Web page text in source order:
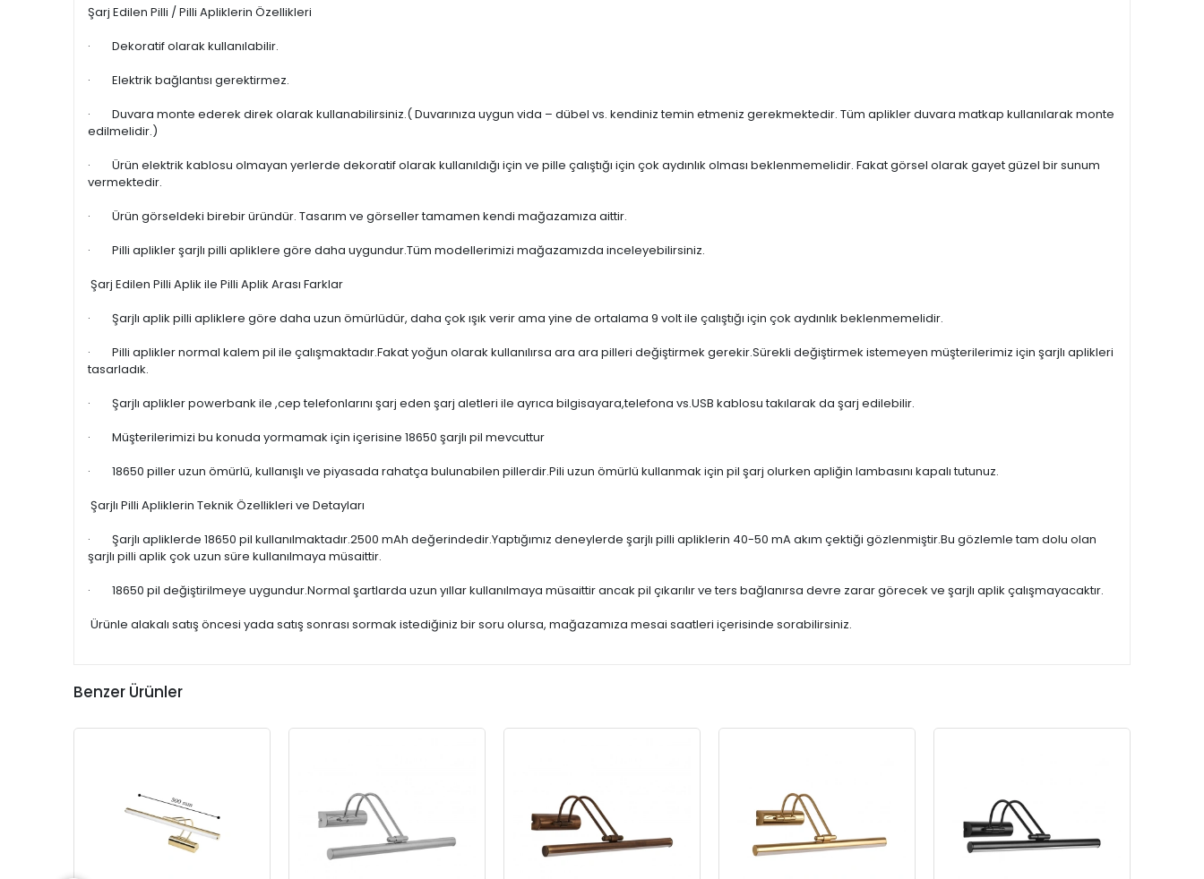
Şarj Edilen Pilli / Pilli Apliklerin Özellikleri
· Dekoratif olarak kullanılabilir.
· Elektrik bağlantısı gerektirmez.
· Duvara monte ederek direk olarak kullanabilirsiniz.( Duvarınıza uygun vida – dübel vs. kendiniz temin etmeniz gerekmektedir. Tüm aplikler duvara matkap kullanılarak monte
edilmelidir.)
· Ürün elektrik kablosu olmayan yerlerde dekoratif olarak kullanıldığı için ve pille çalıştığı için çok aydınlık olması beklenmemelidir. Fakat görsel olarak gayet güzel bir sunum
vermektedir.
· Ürün görseldeki birebir üründür. Tasarım ve görseller tamamen kendi mağazamıza aittir.
· Pilli aplikler şarjlı pilli apliklere göre daha uygundur.Tüm modellerimizi mağazamızda inceleyebilirsiniz.
Şarj Edilen Pilli Aplik ile Pilli Aplik Arası Farklar
· Şarjlı aplik pilli apliklere göre daha uzun ömürlüdür, daha çok ışık verir ama yine de ortalama 9 volt ile çalıştığı için çok aydınlık beklenmemelidir.
· Pilli aplikler normal kalem pil ile çalışmaktadır.Fakat yoğun olarak kullanılırsa ara ara pilleri değiştirmek gerekir.Sürekli değiştirmek istemeyen müşterilerimiz için şarjlı aplikleri
tasarladık.
· Şarjlı aplikler powerbank ile ,cep telefonlarını şarj eden şarj aletleri ile ayrıca bilgisayara,telefona vs.USB kablosu takılarak da şarj edilebilir.
· Müşterilerimizi bu konuda yormamak için içerisine 18650 şarjlı pil mevcuttur
· 18650 piller uzun ömürlü, kullanışlı ve piyasada rahatça bulunabilen pillerdir.Pili uzun ömürlü kullanmak için pil şarj olurken apliğin lambasını kapalı tutunuz.
Şarjlı Pilli Apliklerin Teknik Özellikleri ve Detayları
· Şarjlı apliklerde 18650 pil kullanılmaktadır.2500 mAh değerindedir.Yaptığımız deneylerde şarjlı pilli apliklerin 40-50 mA akım çektiği gözlenmiştir.Bu gözlemle tam dolu olan
şarjlı pilli aplik çok uzun süre kullanılmaya müsaittir.
· 18650 pil değiştirilmeye uygundur.Normal şartlarda uzun yıllar kullanılmaya müsaittir ancak pil çıkarılır ve ters bağlanırsa devre zarar görecek ve şarjlı aplik çalışmayacaktır.
Ürünle alakalı satış öncesi yada satış sonrası sormak istediğiniz bir soru olursa, mağazamıza mesai saatleri içerisinde sorabilirsiniz.
Benzer Ürünler